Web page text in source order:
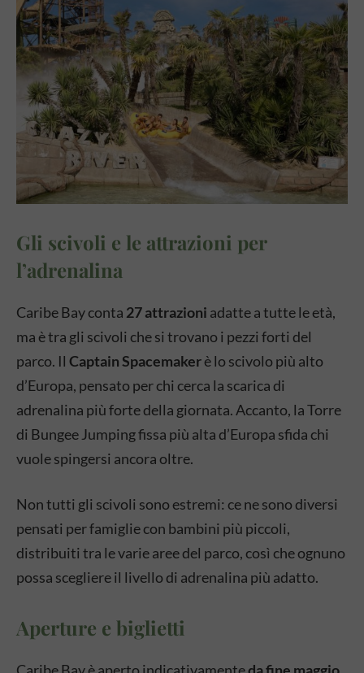
Gli scivoli e le attrazioni per
l’adrenalina
Caribe Bay conta 27 attrazioni adatte a tutte le età,
ma è tra gli scivoli che si trovano i pezzi forti del
parco. Il Captain Spacemakerè lo scivolo più alto
d’Europa, pensato per chi cerca la scarica di
adrenalina più forte della giornata. Accanto, la Torre
di Bungee Jumping fissa più alta d’Europa sfida chi
vuole spingersi ancora oltre.
Non tutti gli scivoli sono estremi: ce ne sono diversi
pensati per famiglie con bambini più piccoli,
distribuiti tra le varie aree del parco, così che ognuno
possa scegliere il livello di adrenalina più adatto.
Aperture e biglietti